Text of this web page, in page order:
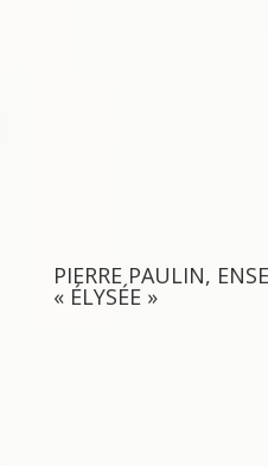
PIERRE PAULIN,
« ÉLYSÉE »